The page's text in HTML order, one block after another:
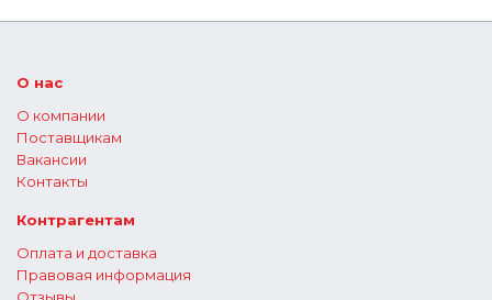
О нас
О компании
Поставщикам
Вакансии
Контакты
Контрагентам
Оплата и доставка
Правовая информация